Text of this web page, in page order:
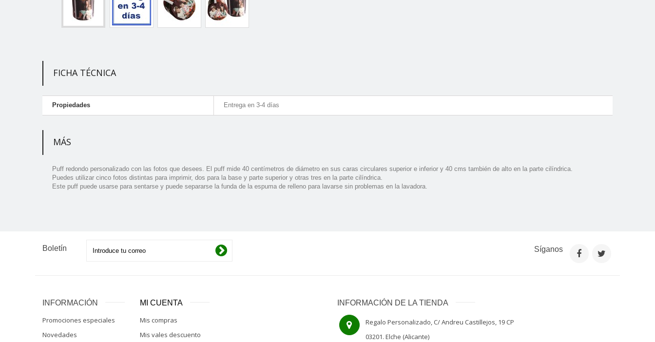
FICHA TÉCNICA
Propiedades Entrega en 3-4 días
MÁS
Puff redondo personalizado con las fotos que desees. El puff mide 40 centí­metros de diámetro en sus caras circulares superior e inferior y 40 cms también de alto en la parte cilí­ndrica.
Puedes utilizar cinco fotos distintas para imprimir, dos para la base y parte superior y otras tres en la parte cilíndrica.
Este puff puede usarse para sentarse y puede separarse la funda de la espuma de relleno para lavarse sin problemas en la lavadora.
Boletín Síganos
INFORMACIÓN
Promociones especiales
Novedades
MI CUENTA
Mis compras
Mis vales descuento
INFORMACIÓN DE LA TIENDA
Regalo Personalizado, C/ Andreu Castillejos, 19 CP
03201. Elche (Alicante)